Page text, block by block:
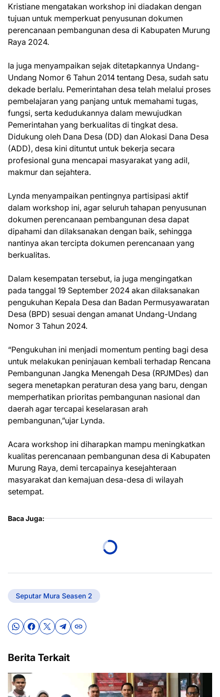
Kristiane mengatakan workshop ini diadakan dengan
tujuan untuk memperkuat penyusunan dokumen
perencanaan pembangunan desa di Kabupaten Murung
Raya 2024.
Ia juga menyampaikan sejak ditetapkannya Undang-
Undang Nomor 6 Tahun 2014 tentang Desa, sudah satu
dekade berlalu. Pemerintahan desa telah melalui proses
pembelajaran yang panjang untuk memahami tugas,
fungsi, serta kedudukannya dalam mewujudkan
Pemerintahan yang berkualitas di tingkat desa.
Didukung oleh Dana Desa (DD) dan Alokasi Dana Desa
(ADD), desa kini dituntut untuk bekerja secara
profesional guna mencapai masyarakat yang adil,
makmur dan sejahtera.
Lynda menyampaikan pentingnya partisipasi aktif
dalam workshop ini, agar seluruh tahapan penyusunan
dokumen perencanaan pembangunan desa dapat
dipahami dan dilaksanakan dengan baik, sehingga
nantinya akan tercipta dokumen perencanaan yang
berkualitas.
Dalam kesempatan tersebut, ia juga mengingatkan
pada tanggal 19 September 2024 akan dilaksanakan
pengukuhan Kepala Desa dan Badan Permusyawaratan
Desa (BPD) sesuai dengan amanat Undang-Undang
Nomor 3 Tahun 2024.
“Pengukuhan ini menjadi momentum penting bagi desa
untuk melakukan peninjauan kembali terhadap Rencana
Pembangunan Jangka Menengah Desa (RPJMDes) dan
segera menetapkan peraturan desa yang baru, dengan
memperhatikan prioritas pembangunan nasional dan
daerah agar tercapai keselarasan arah
pembangunan,”ujar Lynda.
Acara workshop ini diharapkan mampu meningkatkan
kualitas perencanaan pembangunan desa di Kabupaten
Murung Raya, demi tercapainya kesejahteraan
masyarakat dan kemajuan desa-desa di wilayah
setempat.
Baca Juga:
Seputar Mura Seasen 2
Berita Terkait